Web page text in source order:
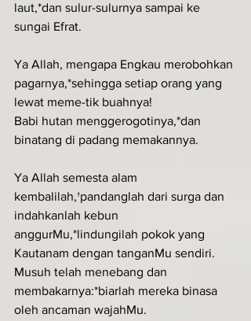
laut,*dan sulur-sulurnya sampai ke
sungai Efrat.
Ya Allah, mengapa Engkau merobohkan
pagarnya,*sehingga setiap orang yang
lewat meme-tik buahnya!
Babi hutan menggerogotinya,*dan
binatang di padang memakannya.
Ya Allah semesta alam
kembalilah,†pandanglah dari surga dan
indahkanlah kebun
anggurMu,*lindungilah pokok yang
Kautanam dengan tanganMu sendiri.
Musuh telah menebang dan
membakarnya:*biarlah mereka binasa
oleh ancaman wajahMu.